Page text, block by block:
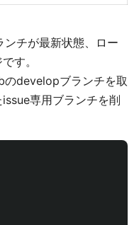
チが最新状態、ロー
す。
developブランチを取
専用ブランチを削